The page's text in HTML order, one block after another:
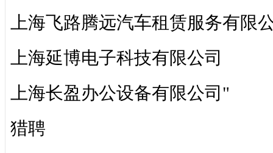
上海飞路腾远汽车租赁服务有限
上海延博电子科技有限公司
上海长盈办公设备有限公司"
猎聘